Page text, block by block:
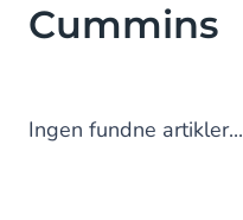
Cummins
Ingen fundne artikler...